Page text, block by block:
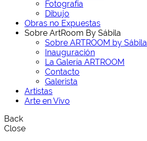
Fotografía
Dibujo
Obras no Expuestas
Sobre ArtRoom By Sábila
Sobre ARTROOM by Sábila
Inauguración
La Galería ARTROOM
Contacto
Galerista
Artistas
Arte en Vivo
Back
Close